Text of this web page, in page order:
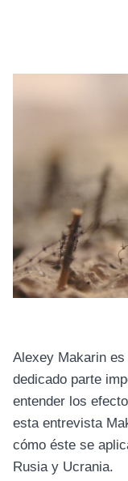
Alexey Makarin
dedicado parte
entender los
esta entrevista
cómo éste se
Rusia y Ucrania.